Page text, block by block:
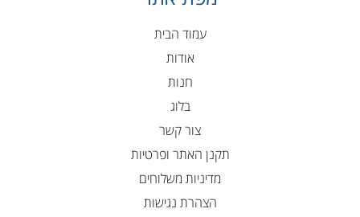
עמוד הבית
אודות
חנות
בלוג
צור קשר
תקנן האתר ופרטיות
מדיניות משלוחים
הצהרת נגישות